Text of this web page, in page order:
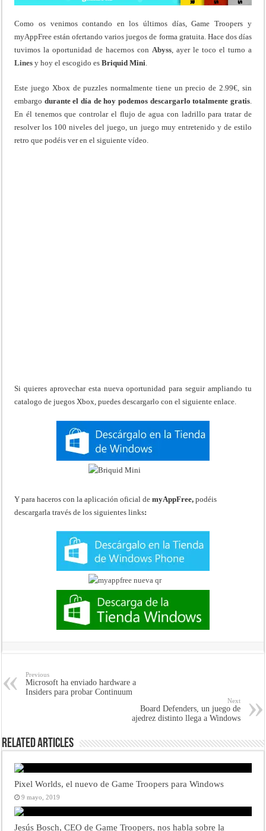
Como os venimos contando en los últimos días, Game Troopers y
myAppFree están ofertando varios juegos de forma gratuita. Hace dos días
tuvimos la oportunidad de hacernos con Abyss, ayer le toco el turno a
Lines y hoy el escogido esBriquid Mini.
Este juego Xbox de puzzles normalmente tiene un precio de 2.99€, sin
embargo durante el día de hoy podemos descargarlo totalmente gratis.
En él tenemos que controlar el flujo de agua con ladrillo para tratar de
resolver los 100 niveles del juego, un juego muy entretenido y de estilo
retro que podéis ver en el siguiente vídeo.
Si quieres aprovechar esta nueva oportunidad para seguir ampliando tu
catalogo de juegos Xbox, puedes descargarlo con el siguiente enlace.
Y para haceros con la aplicación oficial demyAppFree, podéis
descargarla través de los siguientes links:
Previous
Microsoft ha enviado hardware a
Insiders para probar Continuum
Next
Board Defenders, un juego de
ajedrez distinto llega a Windows
Related Articles
Pixel Worlds, el nuevo de Game Troopers para Windows
9 mayo, 2019
Jesús Bosch, CEO de Game Troopers, nos habla sobre la